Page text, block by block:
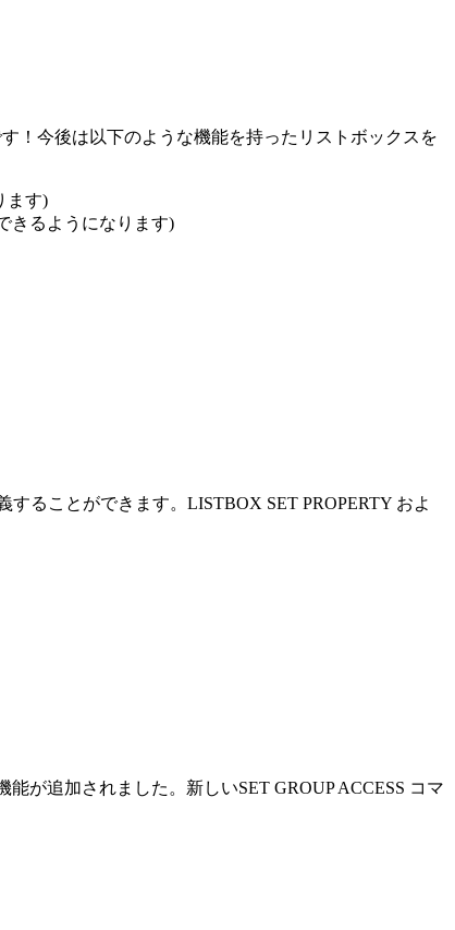
！今後は以下のような機能を持ったリストボックスを
ます)
きるようになります)
ることができます。 LISTBOX SET PROPERTY およ
能が追加されました。新しいSET GROUP ACCESS コマ